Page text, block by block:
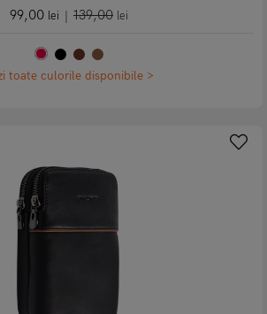
99,00 lei 139,00 lei
toate culorile disponibile >